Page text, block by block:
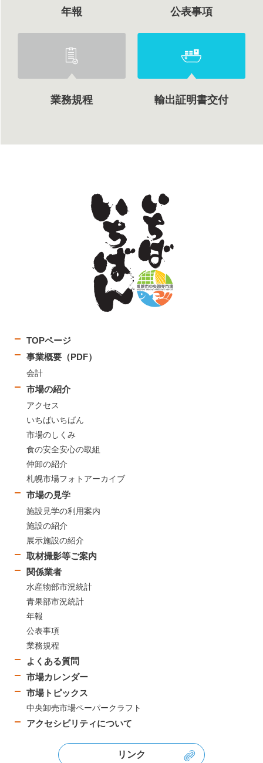
年報 公表事項
業務規程 輸出証明書交付
TOPページ
事業概要（PDF）
会計
市場の紹介
アクセス
いちばいちばん
市場のしくみ
食の安全安心の取組
仲卸の紹介
札幌市場フォトアーカイブ
市場の見学
施設見学の利用案内
施設の紹介
展示施設の紹介
取材撮影等ご案内
関係業者
水産物部市況統計
青果部市況統計
年報
公表事項
業務規程
よくある質問
市場カレンダー
市場トピックス
中央卸売市場ペーパークラフト
アクセシビリティについて
リンク